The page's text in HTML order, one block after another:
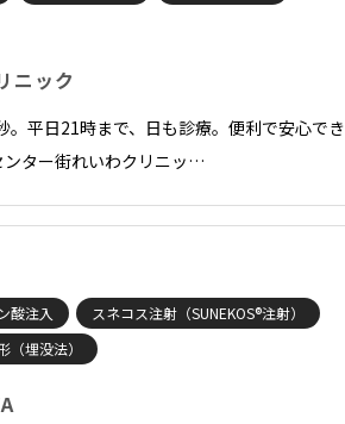
ニック
平日21時まで、日も診療。便利で安心でき
ター街れいわクリニッ…
酸注入
スネコス注射（SUNEKOS®注射）
（埋没法）